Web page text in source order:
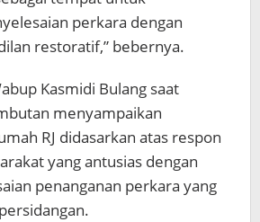
perkara dengan
restoratif,” bebernya.
Kasmidi Bulang saat
menyampaikan
RJ didasarkan atas respon
yang antusias dengan
penanganan perkara yang